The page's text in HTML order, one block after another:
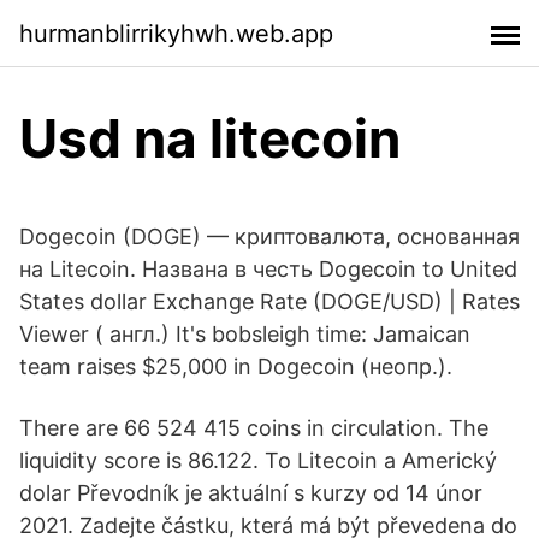
hurmanblirrikyhwh.web.app
Usd na litecoin
Dogecoin (DOGE) — криптовалюта, основанная
на Litecoin. Названа в честь Dogecoin to United
States dollar Exchange Rate (DOGE/USD) | Rates
Viewer ( англ.) It's bobsleigh time: Jamaican
team raises $25,000 in Dogecoin (неопр.).
There are 66 524 415 coins in circulation. The
liquidity score is 86.122. To Litecoin a Americký
dolar Převodník je aktuální s kurzy od 14 únor
2021. Zadejte částku, která má být převedena do